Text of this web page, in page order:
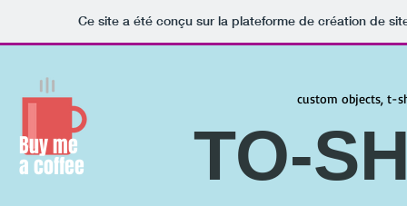
Ce site a été conçu sur la plateforme de création de
Buy me
a coffee
custom objects, t-
TO-